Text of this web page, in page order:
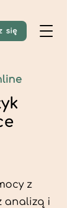
się
z
analizą i